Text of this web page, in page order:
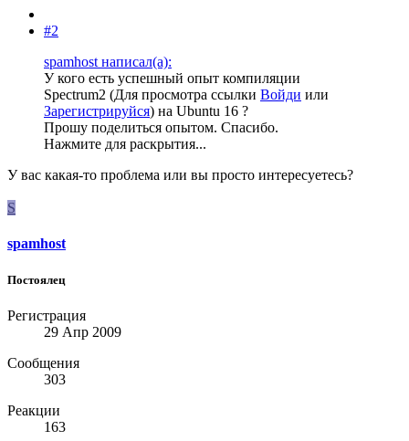
#2
spamhost написал(а):
У кого есть успешный опыт компиляции
Spectrum2 (Для просмотра ссылки Войди или
Зарегистрируйся) на Ubuntu 16 ?
Прошу поделиться опытом. Спасибо.
Нажмите для раскрытия...
У вас какая-то проблема или вы просто интересуетесь?
S
spamhost
Постоялец
Регистрация
29 Апр 2009
Сообщения
303
Реакции
163